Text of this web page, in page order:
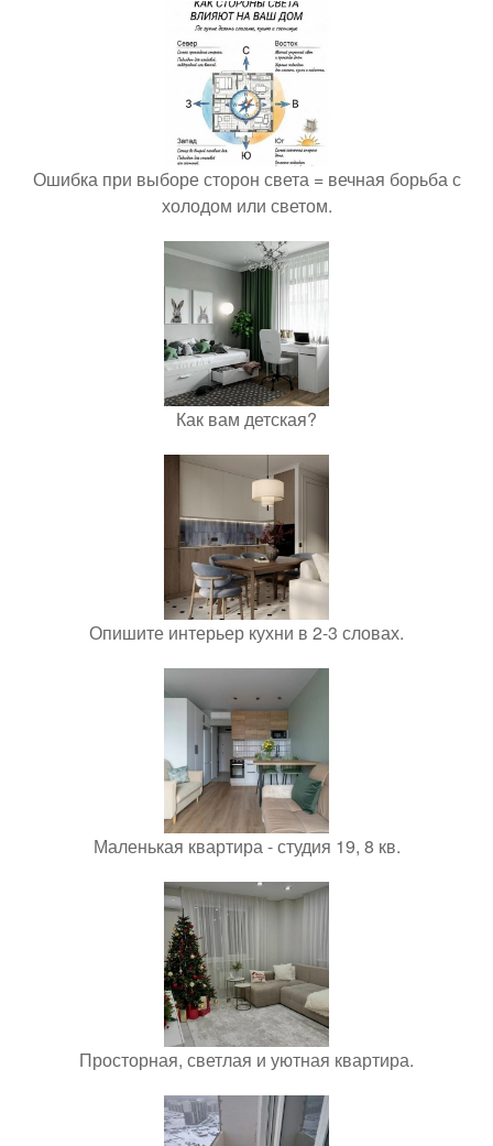
Ошибка при выборе сторон света = вечная борьба с
холодом или светом.
Как вам детская?
Опишите интерьер кухни в 2-3 словах.
Маленькая квартира - студия 19, 8 кв.
Просторная, светлая и уютная квартира.